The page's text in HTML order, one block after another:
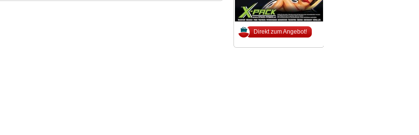
Direkt zum Angebot!